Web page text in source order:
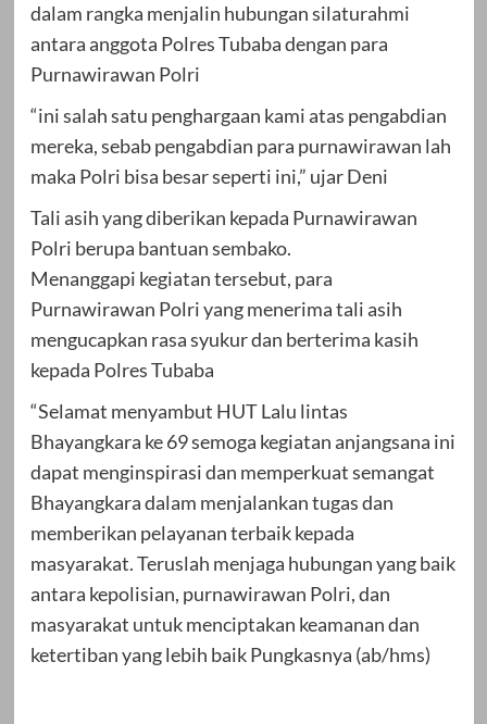
dalam rangka menjalin hubungan silaturahmi
antara anggota Polres Tubaba dengan para
Purnawirawan Polri
“ini salah satu penghargaan kami atas pengabdian
mereka, sebab pengabdian para purnawirawan lah
maka Polri bisa besar seperti ini,” ujar Deni
Tali asih yang diberikan kepada Purnawirawan
Polri berupa bantuan sembako.
Menanggapi kegiatan tersebut, para
Purnawirawan Polri yang menerima tali asih
mengucapkan rasa syukur dan berterima kasih
kepada Polres Tubaba
“Selamat menyambut HUT Lalu lintas
Bhayangkara ke 69 semoga kegiatan anjangsana ini
dapat menginspirasi dan memperkuat semangat
Bhayangkara dalam menjalankan tugas dan
memberikan pelayanan terbaik kepada
masyarakat. Teruslah menjaga hubungan yang baik
antara kepolisian, purnawirawan Polri, dan
masyarakat untuk menciptakan keamanan dan
ketertiban yang lebih baik Pungkasnya (ab/hms)